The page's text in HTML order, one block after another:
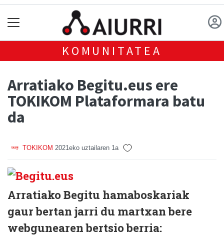
KOMUNITATEA
Arratiako Begitu.eus ere
TOKIKOM Plataformara batu
da
TOKIKOM 2021eko uztailaren 1a
Arratiako Begitu hamaboskariak
gaur bertan jarri du martxan bere
webgunearen bertsio berria: